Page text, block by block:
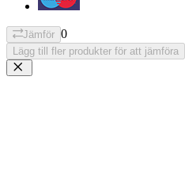
Jämför 0
Lägg till fler produkter för att jämföra